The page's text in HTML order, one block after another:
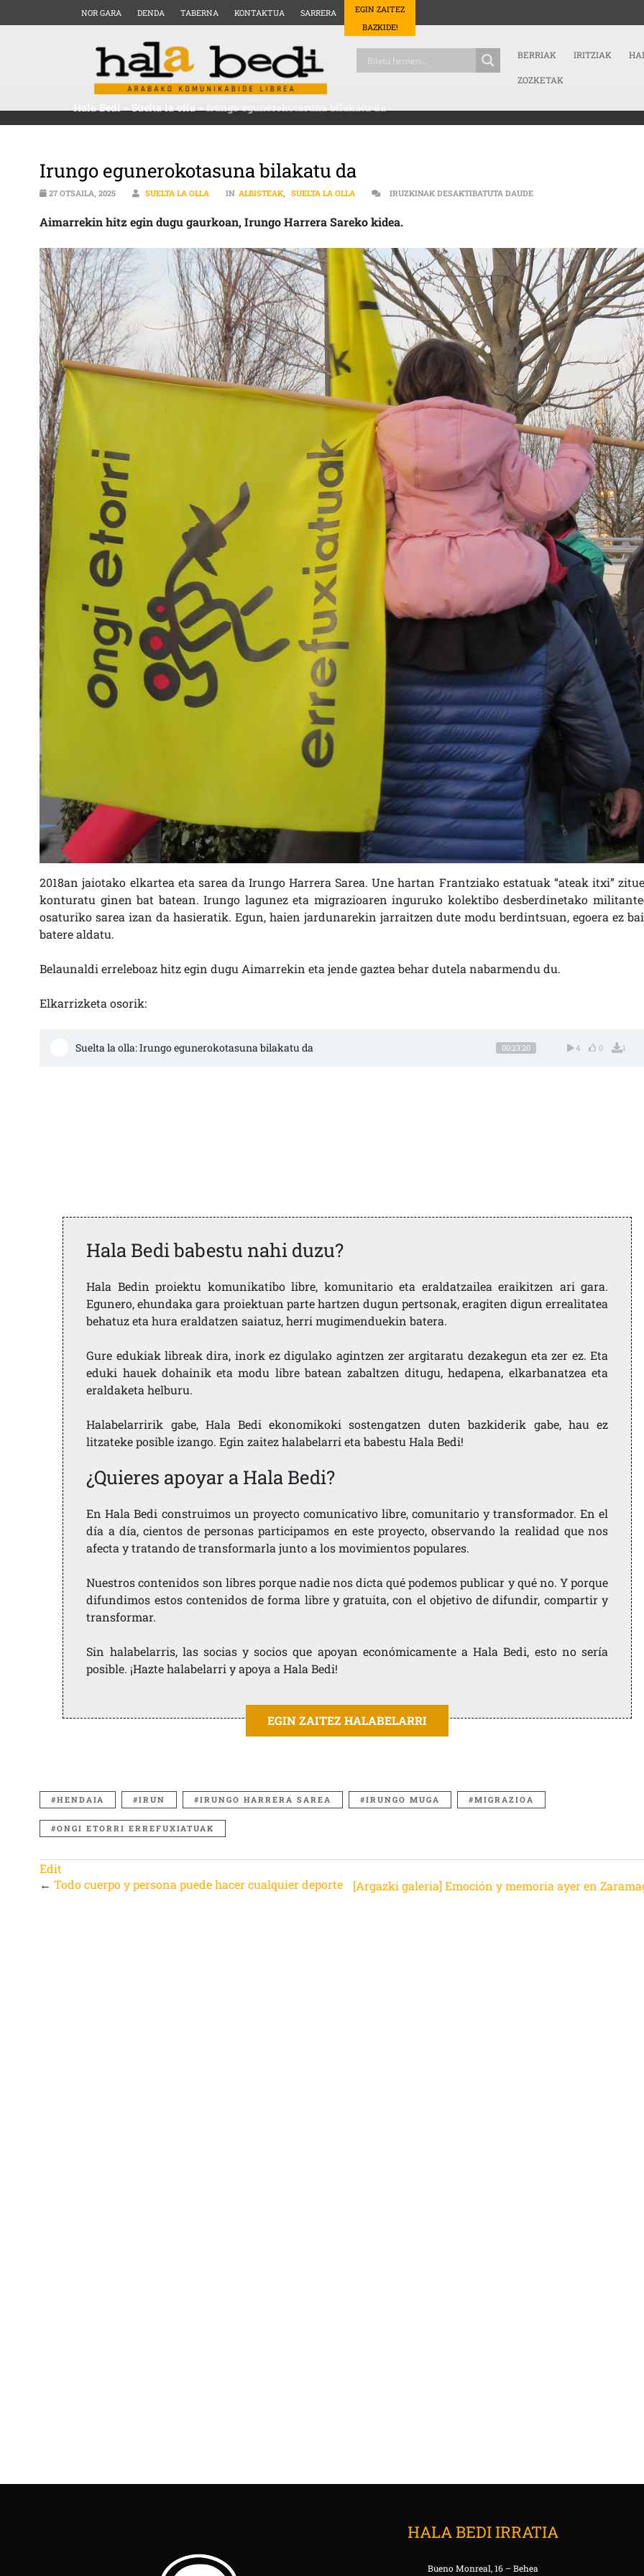
NOR GARA DENDA TABERNA KONTAKTUA SARRERA
EGIN ZAITEZ
BAZKIDE!
BERRIAK IRITZIAK
ZOZKETAK
Hala Bedi>Suelta la olla>Irungo egunerokotasuna bilakatu da
Irungo egunerokotasuna bilakatu da
27 OTSAILA, 2025 SUELTA LA OLLA IN ALBISTEAK, SUELTA LA OLLA IRUZKINAK DESAKTIBATUTA DAUDEIRUNGO
Aimarrekin hitz egin dugu gaurkoan, Irungo Harrera Sareko kidea.
2018an jaiotako elkartea eta sarea da Irungo Harrera Sarea. Une hartan Frantziako estatuak “ateak itxi”
konturatu ginen bat batean. Irungo lagunez eta migrazioaren inguruko kolektibo desberdinetako
osaturiko sarea izan da hasieratik. Egun, haien jardunarekin jarraitzen dute modu berdintsuan, egoera ez
batere aldatu.
Belaunaldi erreleboaz hitz egin dugu Aimarrekin eta jende gaztea behar dutela nabarmendu du.
Elkarrizketa osorik:
Suelta la olla: Irungo egunerokotasuna bilakatu da 00:23:20 4 0 1
Hala Bedi babestu nahi duzu?
Hala Bedin proiektu komunikatibo libre, komunitario eta eraldatzailea eraikitzen ari gara.
Egunero, ehundaka gara proiektuan parte hartzen dugun pertsonak, eragiten digun errealitatea
behatuz eta hura eraldatzen saiatuz, herri mugimenduekin batera.
Gure edukiak libreak dira, inork ez digulako agintzen zer argitaratu dezakegun eta zer ez. Eta
eduki hauek dohainik eta modu libre batean zabaltzen ditugu, hedapena, elkarbanatzea eta
eraldaketa helburu.
Halabelarririk gabe, Hala Bedi ekonomikoki sostengatzen duten bazkiderik gabe, hau ez
litzateke posible izango. Egin zaitez halabelarri eta babestu Hala Bedi!
¿Quieres apoyar a Hala Bedi?
En Hala Bedi construimos un proyecto comunicativo libre, comunitario y transformador. En el
día a día, cientos de personas participamos en este proyecto, observando la realidad que nos
afecta y tratando de transformarla junto a los movimientos populares.
Nuestros contenidos son libres porque nadie nos dicta qué podemos publicar y qué no. Y porque
difundimos estos contenidos de forma libre y gratuita, con el objetivo de difundir, compartir y
transformar.
Sin halabelarris, las socias y socios que apoyan económicamente a Hala Bedi, esto no sería
posible. ¡Hazte halabelarri y apoya a Hala Bedi!
EGIN ZAITEZ HALABELARRI
HENDAIA IRUN IRUNGO HARRERA SAREA IRUNGO MUGA MIGRAZIOA
ONGI ETORRI ERREFUXIATUAK
Edit
←Todo cuerpo y persona puede hacer cualquier deporte
[Argazki galeria] Emoción y memoria ayer en
HALA BEDI IRRATIA
Bueno Monreal, 16 – Behea